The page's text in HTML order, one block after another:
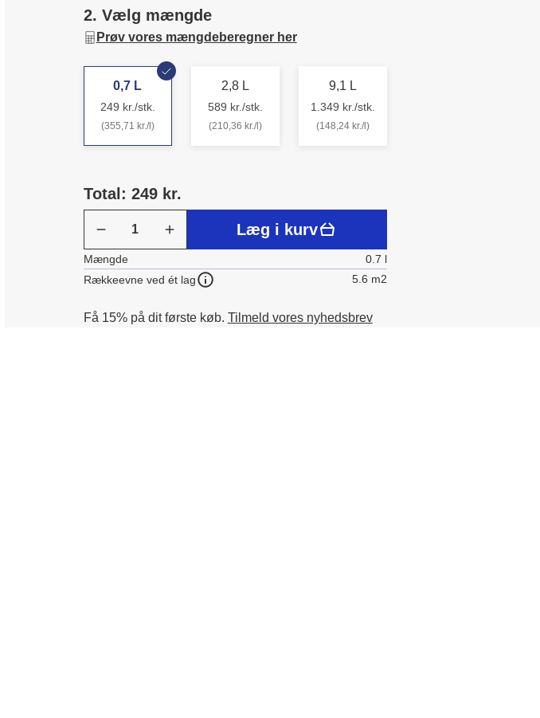
2. Vælg mængde
Prøv vores mængdeberegner her
0,7 L
249 kr./stk.
(355,71 kr./l)
2,8 L
589 kr./stk.
(210,36 kr./l)
9,1 L
1.349 kr./stk.
(148,24 kr./l)
Total: 249 kr.
Læg i kurv
Mængde
0.7 l
Rækkeevne ved ét lag
5.6 m2
Få 15% på dit første køb. Tilmeld vores nyhedsbrev